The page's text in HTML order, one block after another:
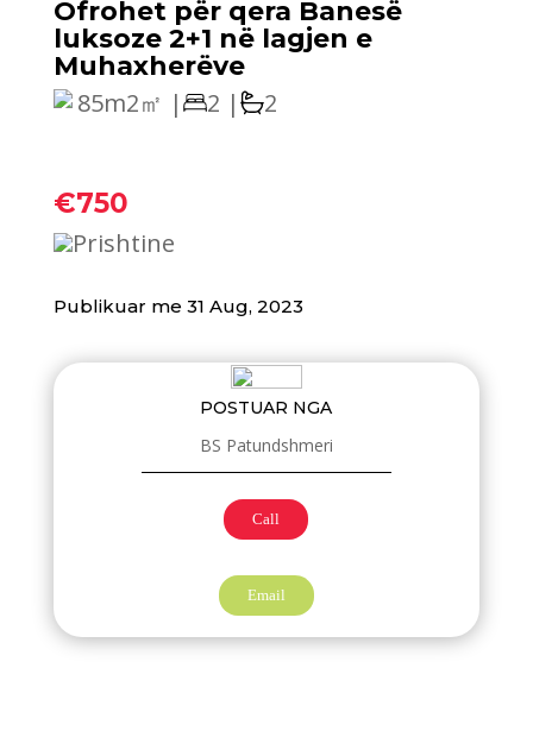
Ofrohet për qera‬ Banesë
luksoze 2+1 në lagjen e
Muhaxherëve
85m2㎡ |
2 | 2
€750
Prishtine
Publikuar me 31 Aug, 2023
POSTUAR NGA
BS Patundshmeri
Call
Email